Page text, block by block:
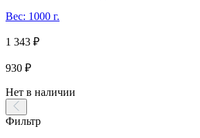
Вес: 1000 г.
1 343 ₽
930 ₽
Нет в наличии
Фильтр